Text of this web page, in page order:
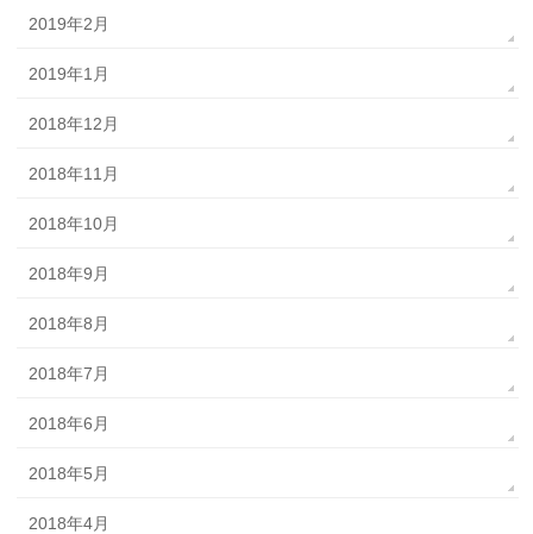
2019年2月
2019年1月
2018年12月
2018年11月
2018年10月
2018年9月
2018年8月
2018年7月
2018年6月
2018年5月
2018年4月